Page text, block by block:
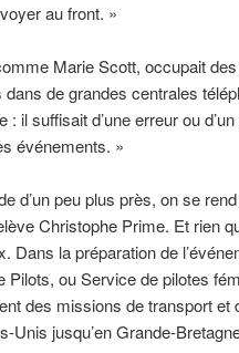
au front. »
Marie Scott, occupait
de grandes centrales
: il suffisait d’une erreur ou
événements. »
d’un peu plus près, on se
Christophe Prime. Et rien
Dans la préparation de
ou Service de pilotes
des missions de transport
Unis jusqu’en Grande-